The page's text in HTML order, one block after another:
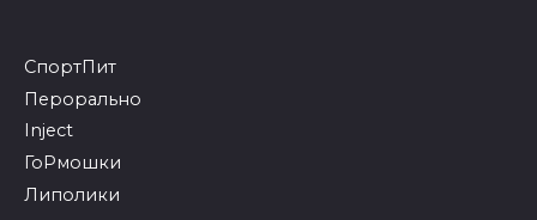
СпортПит
Перорально
Inject
ГоРмошки
Липолики